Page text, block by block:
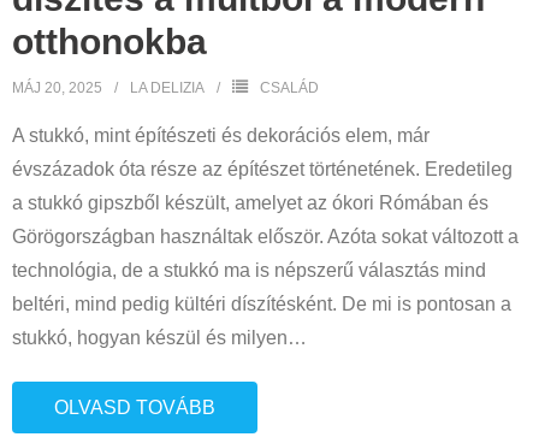
otthonokba
MÁJ 20, 2025 LA DELIZIA CSALÁD
A stukkó, mint építészeti és dekorációs elem, már
évszázadok óta része az építészet történetének. Eredetileg
a stukkó gipszből készült, amelyet az ókori Rómában és
Görögországban használtak először. Azóta sokat változott a
technológia, de a stukkó ma is népszerű választás mind
beltéri, mind pedig kültéri díszítésként. De mi is pontosan a
stukkó, hogyan készül és milyen…
OLVASD TOVÁBB